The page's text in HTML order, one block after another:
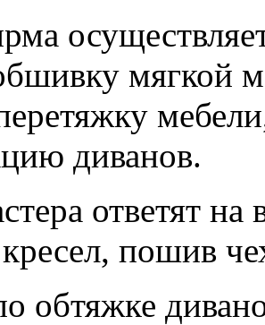
мягкой
диванов.
ответят на
пошив
обтяжке